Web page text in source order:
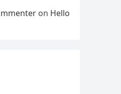
on Hello